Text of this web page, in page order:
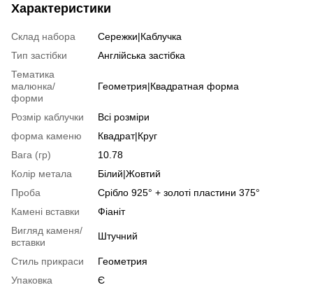
Характеристики
Склад набора
Сережки|Каблучка
Тип застібки
Англійська застібка
Тематика
малюнка/
форми
Геометрия|Квадратная форма
Розмір каблучки
Всі розміри
форма каменю
Квадрат|Круг
Вага (гр)
10.78
Колір метала
Білий|Жовтий
Проба
Срібло 925° + золоті пластини 375°
Камені вставки
Фіаніт
Вигляд каменя/
вставки
Штучний
Стиль прикраси
Геометрия
Упаковка
Є